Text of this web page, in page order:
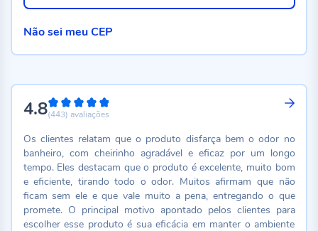
4.896%
(443) avaliações
Os clientes relatam que o produto disfarça bem o odor no
banheiro, com cheirinho agradável e eficaz por um longo
tempo. Eles destacam que o produto é excelente, muito bom
e eficiente, tirando todo o odor. Muitos afirmam que não
ficam sem ele e que vale muito a pena, entregando o que
promete. O principal motivo apontado pelos clientes para
escolher esse produto é sua eficácia em manter o ambiente
Não sei meu CEP